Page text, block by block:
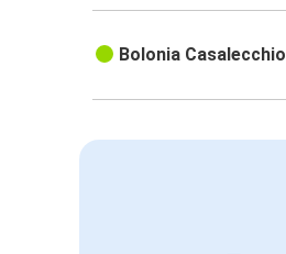
Bolonia Casalecchio